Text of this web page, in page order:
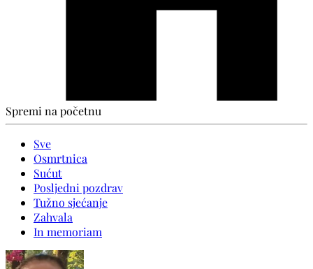
Spremi na početnu
Sve
Osmrtnica
Sućut
Posljedni pozdrav
Tužno sjećanje
Zahvala
In memoriam